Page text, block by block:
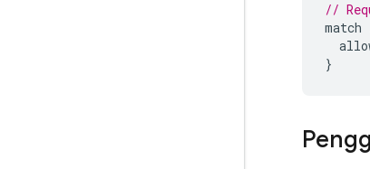
//
match
}